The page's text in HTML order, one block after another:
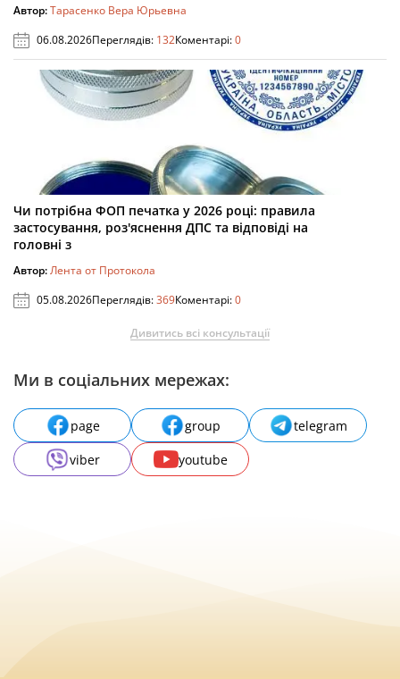
Автор:Тарасенко Вера Юрьевна
06.08.2026Переглядів: 132Коментарі:0
Чи потрібна ФОП печатка у 2026 році: правила
застосування, роз'яснення ДПС та відповіді на
головні з
Автор:Лента от Протокола
05.08.2026Переглядів:369Коментарі:0
Дивитись всі консультації
Ми в соціальних мережах:
page group
telegram
viber
youtube